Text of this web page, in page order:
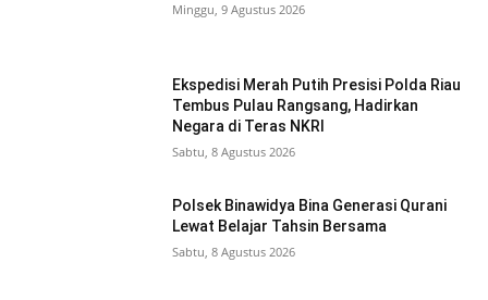
Minggu, 9 Agustus 2026
Ekspedisi Merah Putih Presisi Polda Riau
Tembus Pulau Rangsang, Hadirkan
Negara di Teras NKRI
Sabtu, 8 Agustus 2026
Polsek Binawidya Bina Generasi Qurani
Lewat Belajar Tahsin Bersama
Sabtu, 8 Agustus 2026